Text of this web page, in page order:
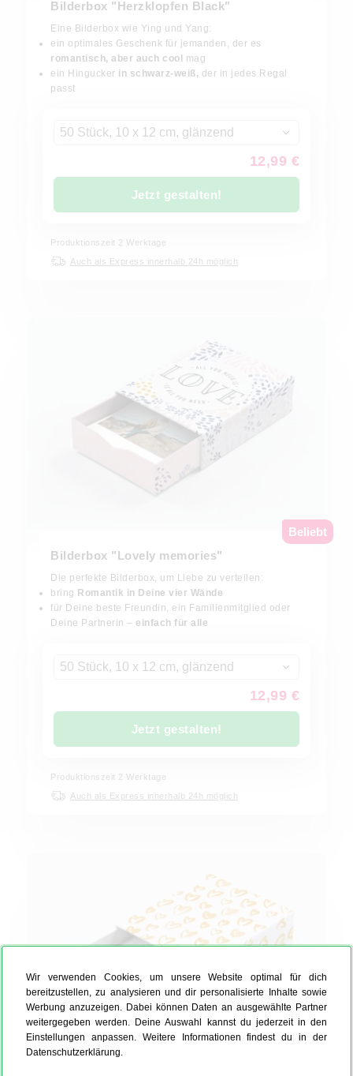
Wir verwenden Cookies, um unsere Website optimal für dich
bereitzustellen, zu analysieren und dir personalisierte Inhalte sowie
Werbung anzuzeigen. Dabei können Daten an ausgewählte Partner
weitergegeben werden. Deine Auswahl kannst du jederzeit in den
Einstellungen anpassen. Weitere Informationen findest du in der
Datenschutzerklärung.
Bilderbox "Herzklopfen Black"
Eine Bilderbox wie Ying und Yang:
ein optimales Geschenk für jemanden, der es
romantisch, aber auch cool
mag
ein Hingucker in schwarz-weiß, der in jedes Regal
passt
50 Stück, 10 x 12 cm, glänzend
12,99 €
Jetzt gestalten!
Produktionszeit 2 Werktage
Auch als Express innerhalb 24h möglich
Beliebt
Bilderbox "Lovely memories"
Die perfekte Bilderbox, um Liebe zu verteilen:
bring Romantik in Deine vier Wände
für Deine beste Freundin, ein Familienmitglied oder
Deine Partnerin – einfach für alle
50 Stück, 10 x 12 cm, glänzend
12,99 €
Jetzt gestalten!
Produktionszeit 2 Werktage
Auch als Express innerhalb 24h möglich